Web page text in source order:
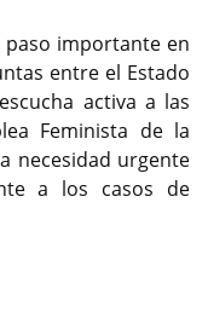
importante en
entre el Estado
activa a las
Feminista de la
necesidad urgente
a los casos de